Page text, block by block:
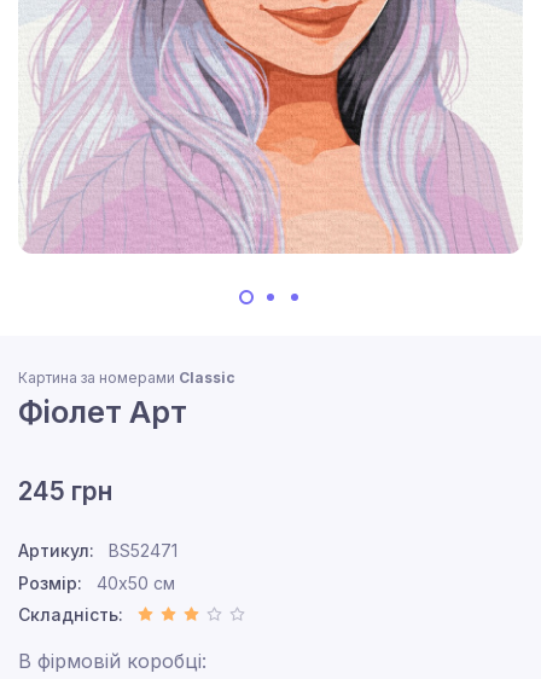
Картина за номерами Classic
Фіолет Арт
245 грн
Артикул:
BS52471
Розмір:
40x50 см
Складність:
В фірмовій коробці: